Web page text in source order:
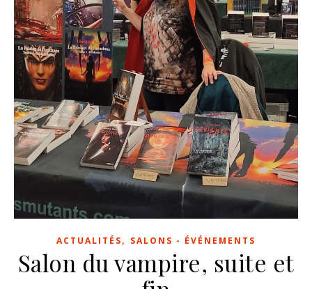
ACTUALITÉS, SALONS - ÉVÉNEMENTS
Salon du vampire, suite et